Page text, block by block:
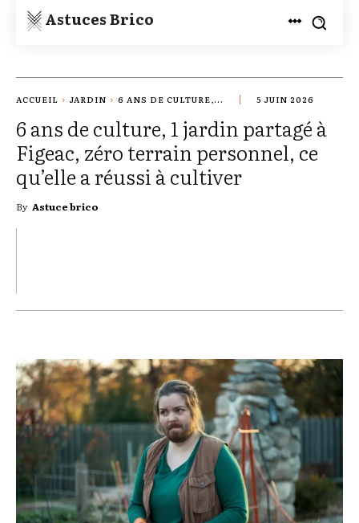
Astuces Brico
ACCUEIL JARDIN 6 ANS DE CULTURE,... 5 JUIN 2026
6 ans de culture, 1 jardin partagé à
Figeac, zéro terrain personnel, ce
qu’elle a réussi à cultiver
By Astuce brico